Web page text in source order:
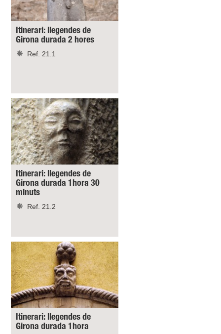
Itinerari: llegendes de
Girona durada 2 hores
Ref. 21.1
Itinerari: llegendes de
Girona durada 1hora 30
minuts
Ref. 21.2
Itinerari: llegendes de
Girona durada 1hora